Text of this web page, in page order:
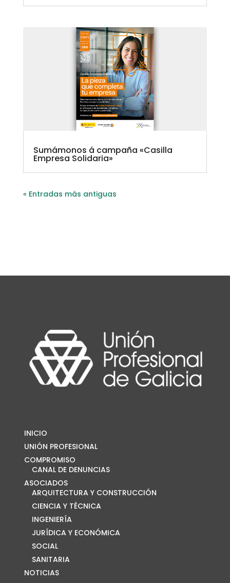
Sumámonos á campaña «Casilla
Empresa Solidaria»
« Entradas más antiguas
INICIO
UNIÓN PROFESIONAL
COMPROMISO
CANAL DE DENUNCIAS
ASOCIADOS
ARQUITECTURA Y CONSTRUCCIÓN
CIENCIA Y TÉCNICA
INGENIERÍA
JURÍDICA Y ECONÓMICA
SOCIAL
SANITARIA
NOTICIAS